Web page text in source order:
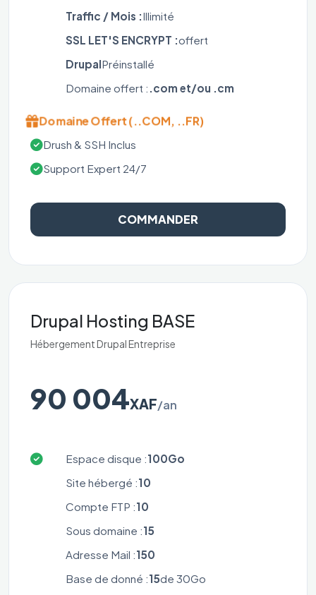
Traffic / Mois :Illimité
SSL LET'S ENCRYPT :offert
DrupalPréinstallé
Domaine offert : .com et/ou .cm
Domaine Offert (..COM, ..FR)
Drush & SSH Inclus
Support Expert 24/7
COMMANDER
Drupal Hosting BASE
Hébergement Drupal Entreprise
90 004XAF/an
Espace disque :100Go
Site hébergé :10
Compte FTP :10
Sous domaine :15
Adresse Mail :150
Base de donné :15de 30Go